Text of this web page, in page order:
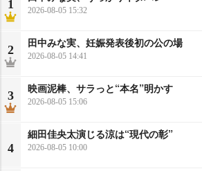
1 2026-08-05 15:32
2
田中みな実、妊娠発表後初の公の場
2026-08-05 14:41
3
映画泥棒、サラっと“本名”明かす
2026-08-05 15:06
4
細田佳央太演じる涼は“現代の彰”
2026-08-05 10:00